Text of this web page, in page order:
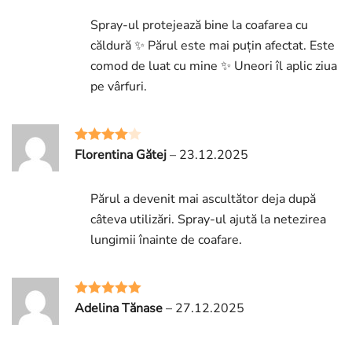
Spray-ul protejează bine la coafarea cu
căldură ✨ Părul este mai puțin afectat. Este
comod de luat cu mine ✨ Uneori îl aplic ziua
pe vârfuri.
Rated4
Florentina Gătej– 23.12.2025
Părul a devenit mai ascultător deja după
câteva utilizări. Spray-ul ajută la netezirea
lungimii înainte de coafare.
Rated5out
Adelina Tănase– 27.12.2025